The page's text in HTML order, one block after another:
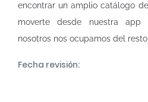
encontrar un amplio catálogo
moverte desde nuestra app
nosotros nos ocupamos del resto.
Fecha revisión: